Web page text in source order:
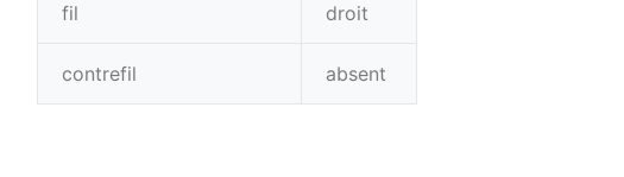
fil droit
contrefil absent